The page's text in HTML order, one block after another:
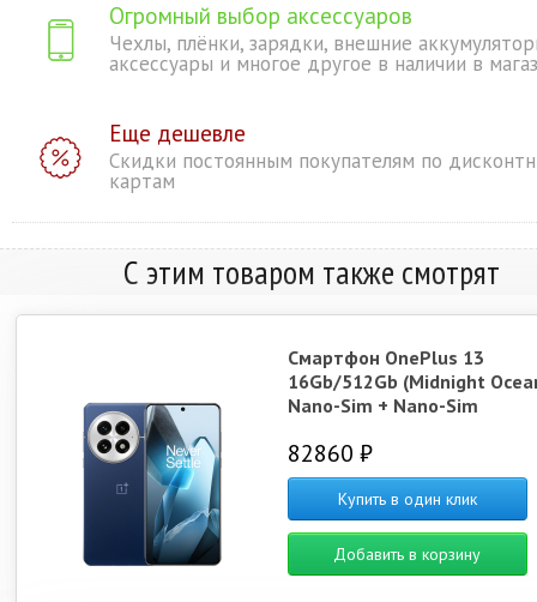
Огромный выбор аксессуаров
Чехлы, плёнки, зарядки, внешние
аксессуары и многое другое в наличии в
Еще дешевле
Скидки постоянным покупателям по
картам
С этим товаром также смотрят
Смартфон OnePlus 13
16Gb/512Gb (Midnight
Nano-Sim + Nano-Sim
82860 ₽
Купить в один клик
Добавить в корзину